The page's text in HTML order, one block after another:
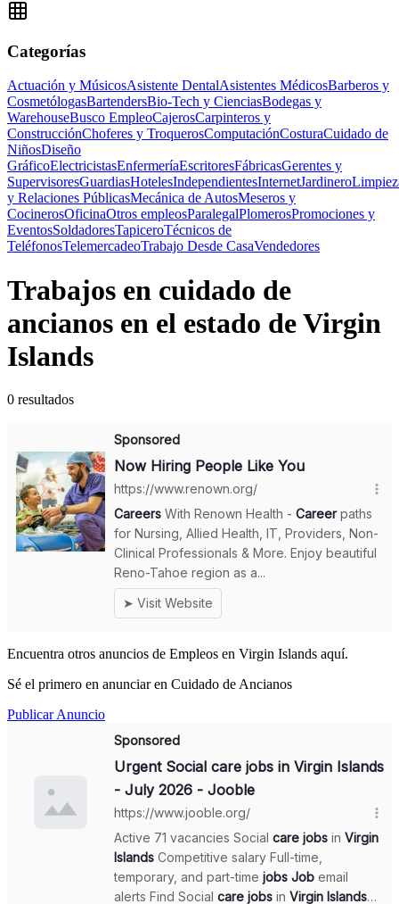
Categorías
Actuación y MúsicosAsistente DentalAsistentes MédicosBarberos y
CosmetólogasBartendersBio-Tech y CienciasBodegas y
WarehouseBusco EmpleoCajerosCarpinteros y
ConstrucciónChoferes y TroquerosComputaciónCosturaCuidado de
NiñosDiseño
GráficoElectricistasEnfermeríaEscritoresFábricasGerentes y
SupervisoresGuardiasHotelesIndependientesInternetJardinero
y Relaciones PúblicasMecánica de AutosMeseros y
CocinerosOficinaOtros empleosParalegalPlomerosPromociones y
EventosSoldadoresTapiceroTécnicos de
TeléfonosTelemercadeoTrabajo Desde CasaVendedores
Trabajos en cuidado de
ancianos en el estado de Virgin
Islands
0 resultados
Encuentra otros anuncios de Empleos en Virgin Islands aquí.
Sé el primero en anunciar en Cuidado de Ancianos
Publicar Anuncio